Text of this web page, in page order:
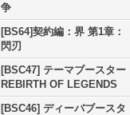
争
[BS64]契約編：界 第1章：
閃刃
[BSC47] テーマブースター
REBIRTH OF LEGENDS
[BSC46] ディーバブースタ